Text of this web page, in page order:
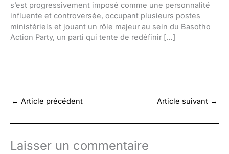
s’est progressivement imposé comme une personnalité
influente et controversée, occupant plusieurs postes
ministériels et jouant un rôle majeur au sein du Basotho
Action Party, un parti qui tente de redéfinir […]
← Article précédent Article suivant →
Laisser un commentaire